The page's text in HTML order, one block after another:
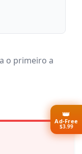
o primeiro a
👑
Ad-Free
$3.99